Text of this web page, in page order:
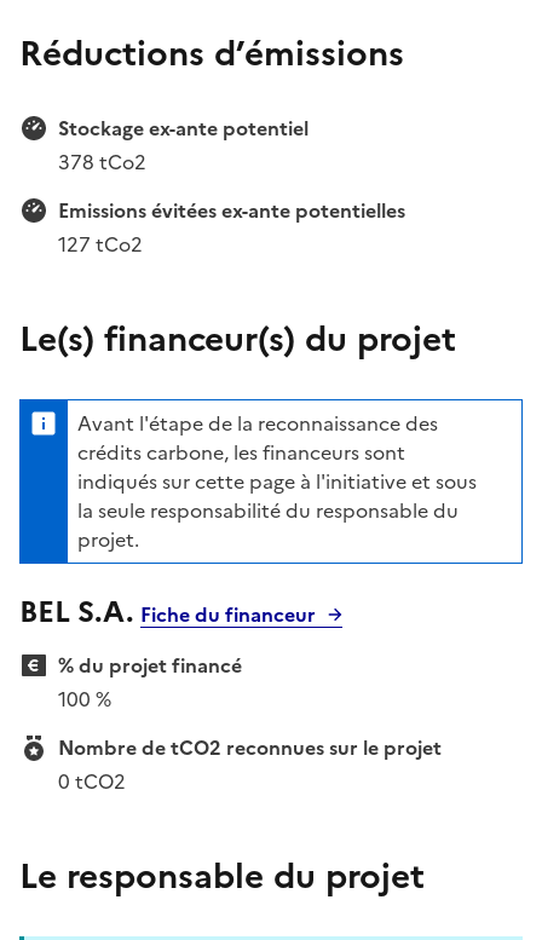
Réductions d’émissions
Stockage ex-ante potentiel
378 tCo2
Emissions évitées ex-ante potentielles
127 tCo2
Le(s) financeur(s) du projet
Avant l'étape de la reconnaissance des
crédits carbone, les financeurs sont
indiqués sur cette page à l'initiative et sous
la seule responsabilité du responsable du
projet.
BEL S.A. Fiche du financeur
% du projet financé
100 %
Nombre de tCO2 reconnues sur le projet
0 tCO2
Le responsable du projet